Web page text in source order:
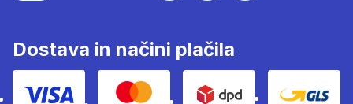
Dostava in načini plačila